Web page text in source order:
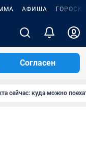
АФИША
Согласен
сейчас: куда можно